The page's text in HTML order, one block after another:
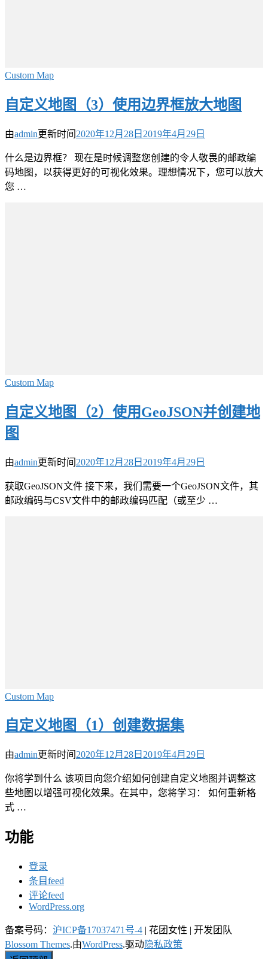
Custom Map
自定义地图（3）使用边界框放大地图
由admin更新时间 2020年12月28日 2019年4月29日
什么是边界框？ 现在是时候调整您创建的令人敬畏的邮政编
码地图，以获得更好的可视化效果。理想情况下，您可以放大
您 …
Custom Map
自定义地图（2）使用GeoJSON并创建地
图
由admin更新时间 2020年12月28日 2019年4月29日
获取GeoJSON文件 接下来，我们需要一个GeoJSON文件，其
邮政编码与CSV文件中的邮政编码匹配（或至少 …
Custom Map
自定义地图（1）创建数据集
由admin更新时间 2020年12月28日 2019年4月29日
你将学到什么 该项目向您介绍如何创建自定义地图并调整这
些地图以增强可视化效果。在其中，您将学习： 如何重新格
式 …
功能
登录
条目feed
评论feed
WordPress.org
备案号码： 沪ICP备17037471号-4 | 花团女性 | 开发团队
Blossom Themes.由WordPress.驱动隐私政策